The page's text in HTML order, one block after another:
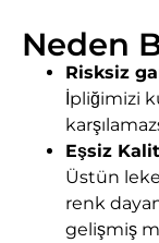
Neden
Risksiz
İpliğimizi
Eşsiz
Üstün
renk
gelişmiş